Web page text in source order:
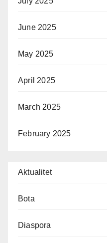
June 2025
May 2025
April 2025
March 2025
February 2025
Aktualitet
Bota
Diaspora